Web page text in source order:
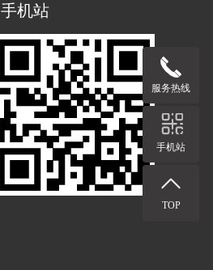
手机站
服务热线
手机站
TOP